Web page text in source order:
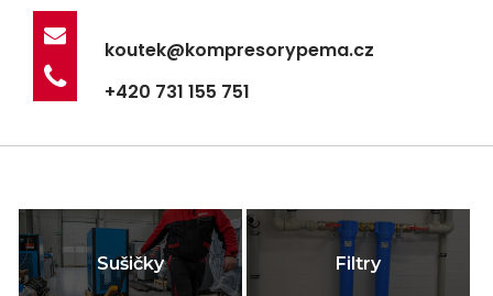
koutek@kompresorypema.cz
+420 731 155 751
Sušičky Filtry